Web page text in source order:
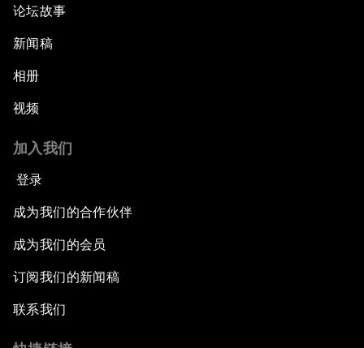
论坛故事
新闻稿
相册
视频
加入我们
登录
成为我们的合作伙伴
成为我们的会员
订阅我们的新闻稿
联系我们